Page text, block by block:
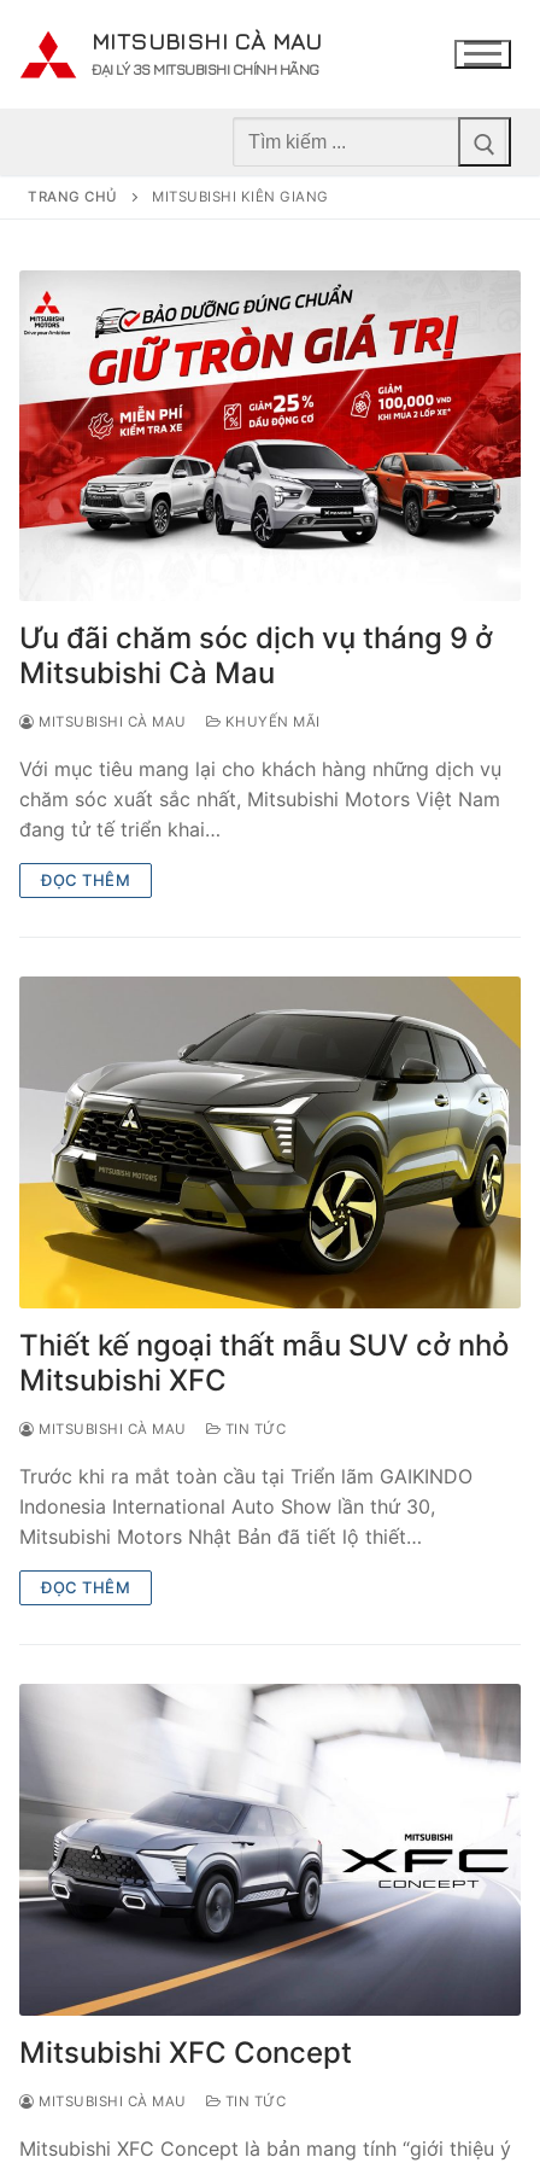
nội
MITSUBISHI CÀ MAU
ĐẠI LÝ 3S MITSUBISHI CHÍNH HÃNG
Tìm
cho:
TRANG CHỦ MITSUBISHI KIÊN GIANG
Ưu đãi chăm sóc dịch vụ tháng 9 ở
Mitsubishi Cà Mau
MITSUBISHI CÀ MAU KHUYẾN MÃI
Với mục tiêu mang lại cho khách hàng những dịch vụ
chăm sóc xuất sắc nhất, Mitsubishi Motors Việt Nam
đang tử tế triển khai…
ĐỌC THÊM
Thiết kế ngoại thất mẫu SUV cở nhỏ
Mitsubishi XFC
MITSUBISHI CÀ MAU TIN TỨC
Trước khi ra mắt toàn cầu tại Triển lãm GAIKINDO
Indonesia International Auto Show lần thứ 30,
Mitsubishi Motors Nhật Bản đã tiết lộ thiết…
ĐỌC THÊM
Mitsubishi XFC Concept
MITSUBISHI CÀ MAU TIN TỨC
Mitsubishi XFC Concept là bản mang tính “giới thiệu ý